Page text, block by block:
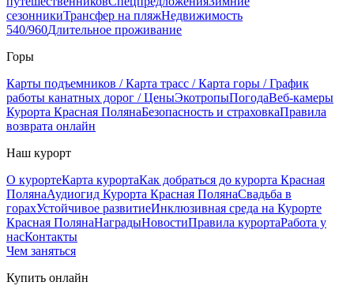
сезонникиТрансфер на пляжНедвижимость
540/960Длительное проживание
Горы
Карты подъемников / Карта трасс / Карта горы / График
работы канатных дорог / ЦеныЭкотропыПогодаВеб-камеры
Курорта Красная ПолянаБезопасность и страховкаПравила
возврата онлайн
Наш курорт
О курортеКарта курортаКак добраться до курорта Красная
ПолянаАудиогид Курорта Красная ПолянаСвадьба в
горахУстойчивое развитиеИнклюзивная среда на Курорте
Красная ПолянаНаградыНовостиПравила курортаРабота у
насКонтакты
Чем заняться
Купить онлайн